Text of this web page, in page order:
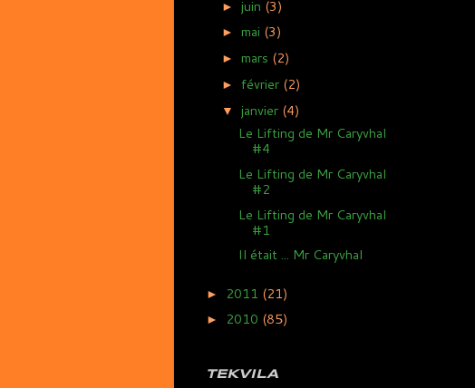
►juin (3)
►mai (3)
►mars (2)
►février (2)
▼janvier (4)
Le Lifting de Mr Caryvhal
#4
Le Lifting de Mr Caryvhal
#2
Le Lifting de Mr Caryvhal
#1
Il était ... Mr Caryvhal
► 2011 (21)
► 2010 (85)
TEKVILA